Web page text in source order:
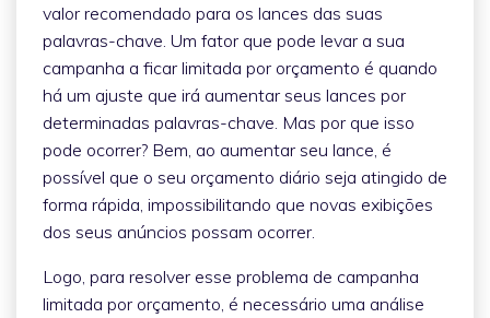
valor recomendado para os lances das suas
palavras-chave. Um fator que pode levar a sua
campanha a ficar limitada por orçamento é quando
há um ajuste que irá aumentar seus lances por
determinadas palavras-chave. Mas por que isso
pode ocorrer? Bem, ao aumentar seu lance, é
possível que o seu orçamento diário seja atingido de
forma rápida, impossibilitando que novas exibições
dos seus anúncios possam ocorrer.
Logo, para resolver esse problema de campanha
limitada por orçamento, é necessário uma análise